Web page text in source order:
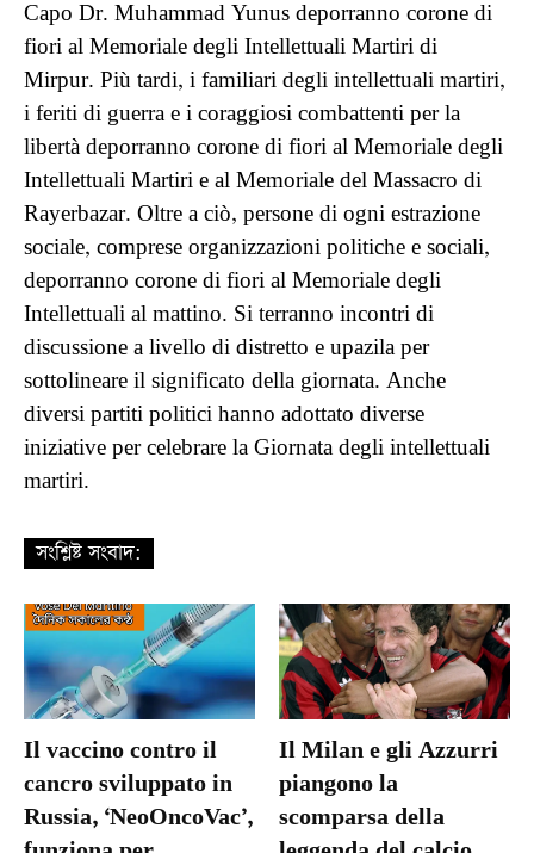
Capo Dr. Muhammad Yunus deporranno corone di
fiori al Memoriale degli Intellettuali Martiri di
Mirpur. Più tardi, i familiari degli intellettuali martiri,
i feriti di guerra e i coraggiosi combattenti per la
libertà deporranno corone di fiori al Memoriale degli
Intellettuali Martiri e al Memoriale del Massacro di
Rayerbazar. Oltre a ciò, persone di ogni estrazione
sociale, comprese organizzazioni politiche e sociali,
deporranno corone di fiori al Memoriale degli
Intellettuali al mattino. Si terranno incontri di
discussione a livello di distretto e upazila per
sottolineare il significato della giornata. Anche
diversi partiti politici hanno adottato diverse
iniziative per celebrare la Giornata degli intellettuali
martiri.
সংশ্লিষ্ট সংবাদ:
Il vaccino contro il
cancro sviluppato in
Russia, ‘NeoOncoVac’,
Il Milan e gli Azzurri
piangono la
scomparsa della